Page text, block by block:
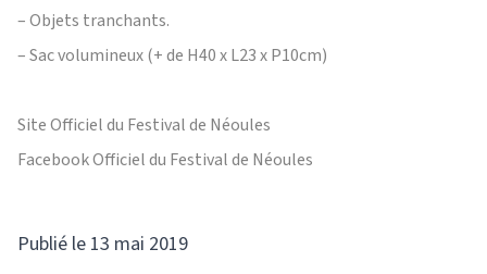
– Objets tranchants.
– Sac volumineux (+ de H40 x L23 x P10cm)
Site Officiel du Festival de Néoules
Facebook Officiel du Festival de Néoules
Publié le 13 mai 2019